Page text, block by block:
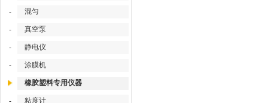
- 混匀
- 真空泵
- 静电仪
- 涂膜机
橡胶塑料专用仪器
- 粘度计